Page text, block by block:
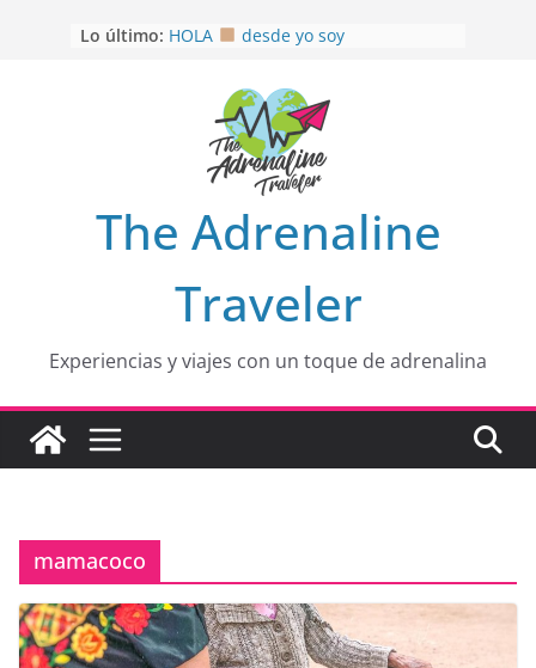
Lo último: HOLA
desde yo soy
EL SENDERO DEL CACAO: Excelente
opción
HOSPEDAJE AL NATURALSHH !!
OTRA PERSPECTIVA de RÍO EL
MULITO!
The Adrenaline
Traveler
Experiencias y viajes con un toque de adrenalina
mamacoco